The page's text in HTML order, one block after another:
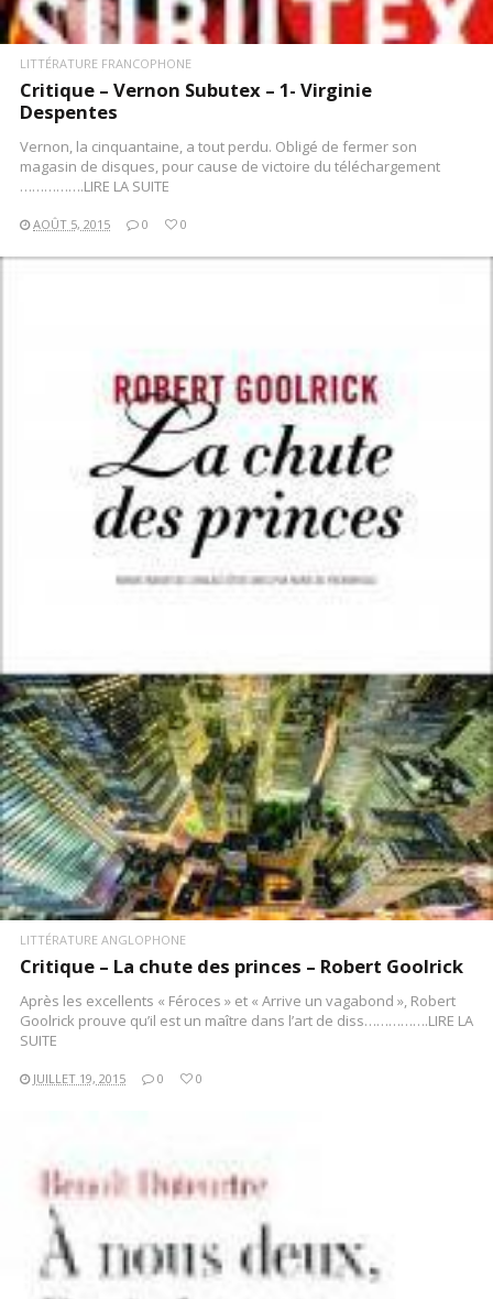
LITTÉRATURE FRANCOPHONE
Critique – Vernon Subutex – 1- Virginie
Despentes
Vernon, la cinquantaine, a tout perdu. Obligé de fermer son
magasin de disques, pour cause de victoire du téléchargement
…………….LIRE LA SUITE
AOÛT 5, 2015 0 0
LITTÉRATURE ANGLOPHONE
Critique – La chute des princes – Robert Goolrick
Après les excellents « Féroces » et « Arrive un vagabond », Robert
Goolrick prouve qu’il est un maître dans l’art de diss…………….LIRE LA
SUITE
JUILLET 19, 2015 0 0